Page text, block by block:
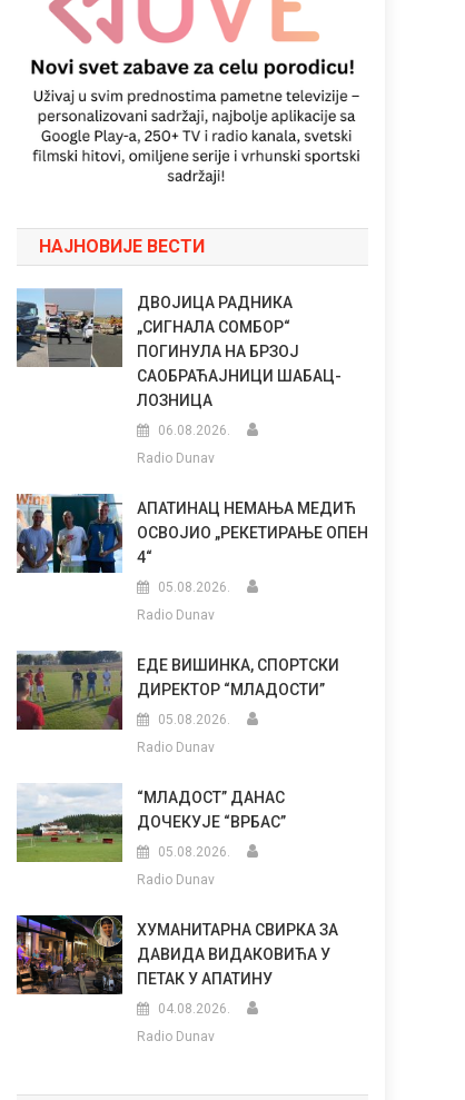
НАЈНОВИЈЕ ВЕСТИ
ДВОЈИЦА РАДНИКА
„СИГНАЛА СОМБОР“
ПОГИНУЛА НА БРЗОЈ
САОБРАЋАЈНИЦИ ШАБАЦ-
ЛОЗНИЦА
06.08.2026.
Radio Dunav
АПАТИНАЦ НЕМАЊА МЕДИЋ
ОСВОЈИО „РЕКЕТИРАЊЕ ОПЕН
4“
05.08.2026.
Radio Dunav
ЕДЕ ВИШИНКА, СПОРТСКИ
ДИРЕКТОР “МЛАДОСТИ”
05.08.2026.
Radio Dunav
“МЛАДОСТ” ДАНАС
ДОЧЕКУЈЕ “ВРБАС”
05.08.2026.
Radio Dunav
ХУМАНИТАРНА СВИРКА ЗА
ДАВИДА ВИДАКОВИЋА У
ПЕТАК У АПАТИНУ
04.08.2026.
Radio Dunav